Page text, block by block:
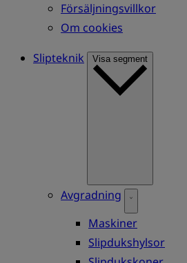
Försäljningsvillkor
Om cookies
Slipteknik
Visa segment
Avgradning
Maskiner
Slipdukshylsor